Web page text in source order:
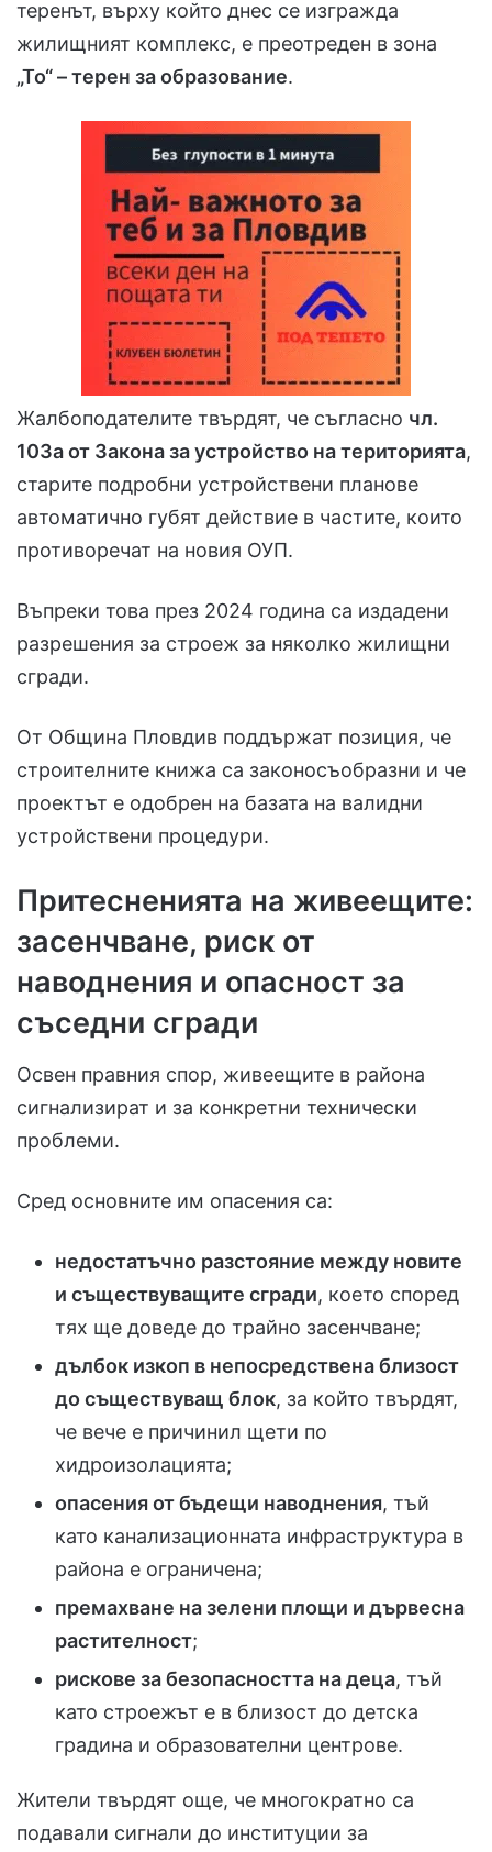
теренът, върху който днес се изгражда
жилищният комплекс, е преотреден в зона
„То“ – терен за образование.
Жалбоподателите твърдят, че съгласно чл.
103а от Закона за устройство на територията,
старите подробни устройствени планове
автоматично губят действие в частите, които
противоречат на новия ОУП.
Въпреки това през 2024 година са издадени
разрешения за строеж за няколко жилищни
сгради.
От Община Пловдив поддържат позиция, че
строителните книжа са законосъобразни и че
проектът е одобрен на базата на валидни
устройствени процедури.
Притесненията на живеещите:
засенчване, риск от
наводнения и опасност за
съседни сгради
Освен правния спор, живеещите в района
сигнализират и за конкретни технически
проблеми.
Сред основните им опасения са:
недостатъчно разстояние между новите
и съществуващите сгради, което според
тях ще доведе до трайно засенчване;
дълбок изкоп в непосредствена близост
до съществуващ блок, за който твърдят,
че вече е причинил щети по
хидроизолацията;
опасения от бъдещи наводнения, тъй
като канализационната инфраструктура в
района е ограничена;
премахване на зелени площи и дървесна
растителност;
рискове за безопасността на деца, тъй
като строежът е в близост до детска
градина и образователни центрове.
Жители твърдят още, че многократно са
подавали сигнали до институции за